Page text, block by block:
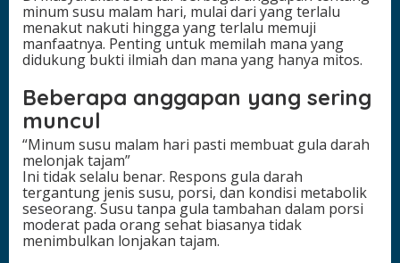
minum susu malam hari, mulai dari yang terlalu
menakut nakuti hingga yang terlalu memuji
manfaatnya. Penting untuk memilah mana yang
didukung bukti ilmiah dan mana yang hanya mitos.
Beberapa anggapan yang sering
muncul
“Minum susu malam hari pasti membuat gula darah
melonjak tajam”
Ini tidak selalu benar. Respons gula darah
tergantung jenis susu, porsi, dan kondisi metabolik
seseorang. Susu tanpa gula tambahan dalam porsi
moderat pada orang sehat biasanya tidak
menimbulkan lonjakan tajam.